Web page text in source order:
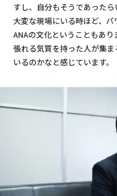
すし、自分もそうであった
大変な現場にいる時ほど、パ
ANAの文化ということもあ
張れる気質を持った人が集
いるのかなと感じています。